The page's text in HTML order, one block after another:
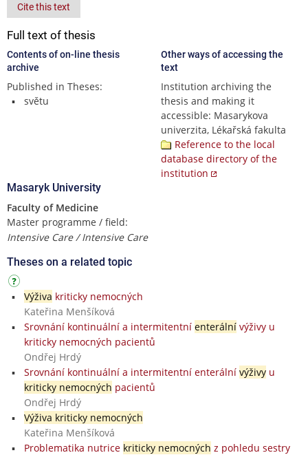
Cite this text
Full text of thesis
Contents of on-line thesis
archive
Published in Theses:
světu
Other ways of accessing the
text
Institution archiving the
thesis and making it
accessible: Masarykova
univerzita, Lékařská fakulta
Reference to the local
database directory of the
institution
Masaryk University
Faculty of Medicine
Master programme / field:
Intensive Care / Intensive Care
Theses on a related topic
Výživa kriticky nemocných
Kateřina Menšíková
Srovnání kontinuální a intermitentní enterálnívýživy u
kriticky nemocných pacientů
Ondřej Hrdý
Srovnání kontinuální a intermitentní enterální výživyu
kriticky nemocných pacientů
Ondřej Hrdý
Výživa kriticky nemocných
Kateřina Menšíková
Problematika nutrice kriticky nemocných z pohledu sestry